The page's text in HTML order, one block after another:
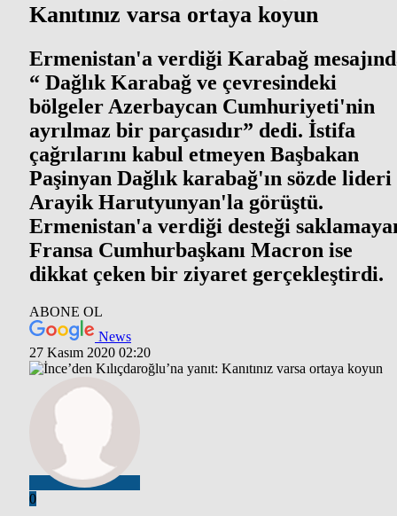
Kanıtınız varsa ortaya koyun
Ermenistan'a verdiği Karabağ
“ Dağlık Karabağ ve çevresindeki
bölgeler Azerbaycan Cumhuriyeti'nin
ayrılmaz bir parçasıdır” dedi. İstifa
çağrılarını kabul etmeyen Başbakan
Paşinyan Dağlık karabağ'ın sözde lideri
Arayik Harutyunyan'la görüştü.
Ermenistan'a verdiği desteği
Fransa Cumhurbaşkanı Macron ise
dikkat çeken bir ziyaret gerçekleştirdi.
ABONE OL
News
27 Kasım 2020 02:20
0